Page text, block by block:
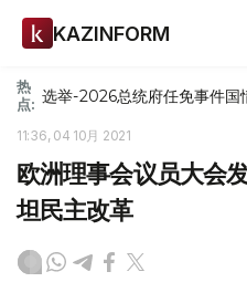
KAZINFORM
热
点: 选举-2026总统府任免事件国
11:36, 04 10月 2021
欧洲理事会议员大会
坦民主改革